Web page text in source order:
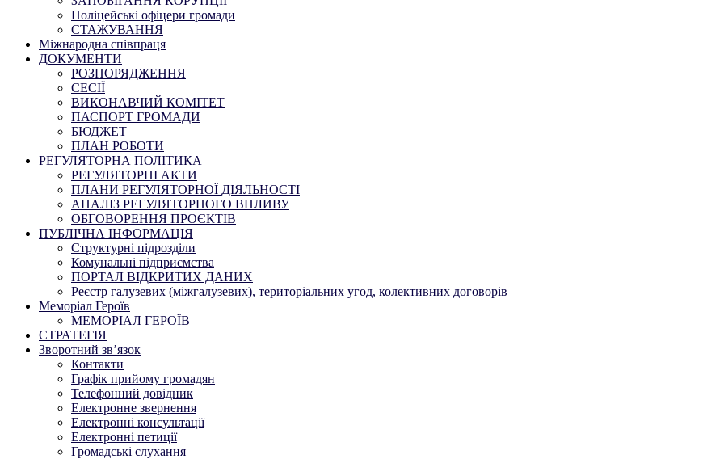
Поліцейські офіцери громади
СТАЖУВАННЯ
Міжнародна співпраця
ДОКУМЕНТИ
РОЗПОРЯДЖЕННЯ
СЕСІЇ
ВИКОНАВЧИЙ КОМІТЕТ
ПАСПОРТ ГРОМАДИ
БЮДЖЕТ
ПЛАН РОБОТИ
РЕГУЛЯТОРНА ПОЛІТИКА
РЕГУЛЯТОРНІ АКТИ
ПЛАНИ РЕГУЛЯТОРНОЇ ДІЯЛЬНОСТІ
АНАЛІЗ РЕГУЛЯТОРНОГО ВПЛИВУ
ОБГОВОРЕННЯ ПРОЄКТІВ
ПУБЛІЧНА ІНФОРМАЦІЯ
Структурні підрозділи
Комунальні підприємства
ПОРТАЛ ВІДКРИТИХ ДАНИХ
Реєстр галузевих (міжгалузевих), територіальних угод, колективних договорів
Меморіал Героїв
МЕМОРІАЛ ГЕРОЇВ
СТРАТЕГІЯ
Зворотний зв’язок
Контакти
Графік прийому громадян
Телефонний довідник
Електронне звернення
Електронні консультації
Електронні петиції
Громадські слухання